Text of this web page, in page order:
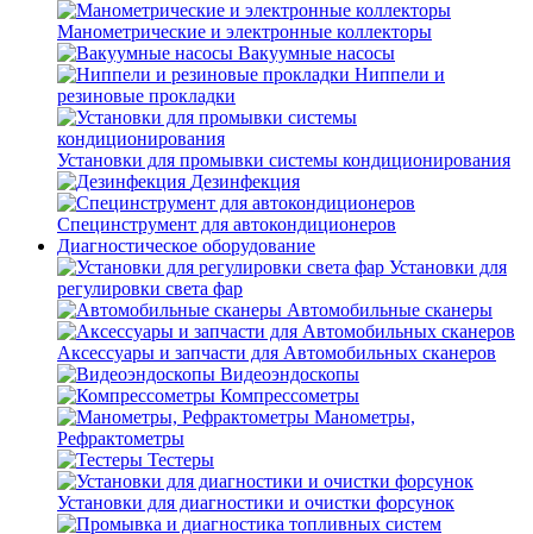
Манометрические и электронные коллекторы
Вакуумные насосы
Ниппели и
резиновые прокладки
Установки для промывки системы кондиционирования
Дезинфекция
Специнструмент для автокондиционеров
Диагностическое оборудование
Установки для
регулировки света фар
Автомобильные сканеры
Аксессуары и запчасти для Автомобильных сканеров
Видеоэндоскопы
Компрессометры
Манометры,
Рефрактометры
Тестеры
Установки для диагностики и очистки форсунок